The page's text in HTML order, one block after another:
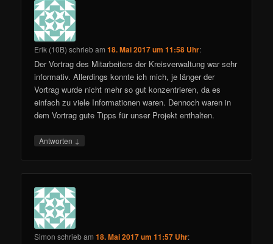
Erik (10B) schriebam18. Mai 2017 um 11:58 Uhr:
Der Vortrag des Mitarbeiters der Kreisverwaltung war sehr
informativ. Allerdings konnte ich mich, je länger der
Vortrag wurde nicht mehr so gut konzentrieren, da es
einfach zu viele Informationen waren. Dennoch waren in
dem Vortrag gute Tipps für unser Projekt enthalten.
Antworten ↓
Simon schriebam18. Mai 2017 um 11:57 Uhr: